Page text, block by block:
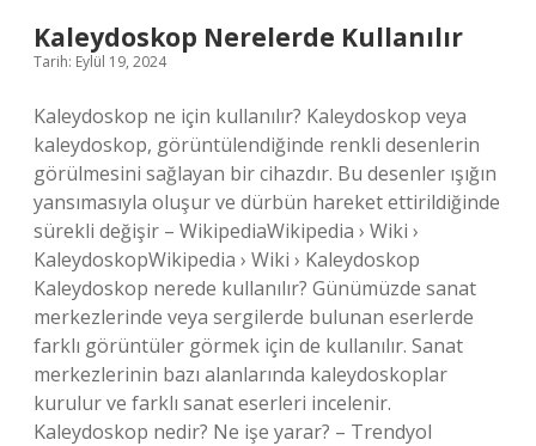
Kaleydoskop Nerelerde Kullanılır
Tarih: Eylül 19, 2024
Kaleydoskop ne için kullanılır? Kaleydoskop veya
kaleydoskop, görüntülendiğinde renkli desenlerin
görülmesini sağlayan bir cihazdır. Bu desenler ışığın
yansımasıyla oluşur ve dürbün hareket ettirildiğinde
sürekli değişir – WikipediaWikipedia › Wiki ›
KaleydoskopWikipedia › Wiki › Kaleydoskop
Kaleydoskop nerede kullanılır? Günümüzde sanat
merkezlerinde veya sergilerde bulunan eserlerde
farklı görüntüler görmek için de kullanılır. Sanat
merkezlerinin bazı alanlarında kaleydoskoplar
kurulur ve farklı sanat eserleri incelenir.
Kaleydoskop nedir? Ne işe yarar? – Trendyol